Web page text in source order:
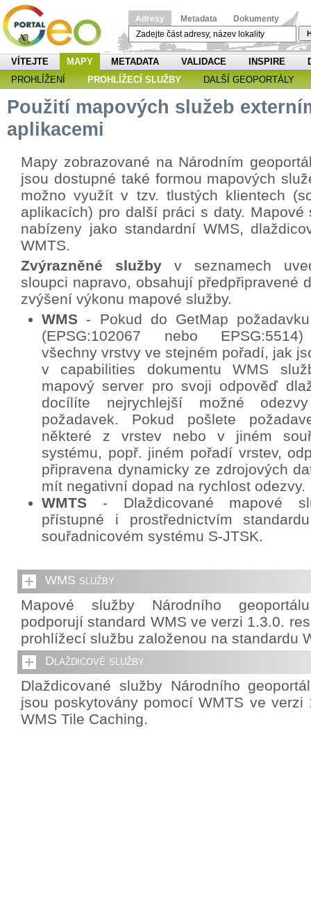
Adresy Metadata Dokumenty
VÍTEJTE MAPY METADATA VALIDACE INSPIRE
PROHLÍŽENÍ
PROHLÍŽECÍ SLUŽBY DALŠÍ GEOPORTÁLY
Použití mapových služeb
aplikacemi
Mapy zobrazované na Národním
jsou dostupné také formou mapových
možno využít v tzv. tlustých klientech
aplikacích) pro další práci s daty. Mapové
nabízeny jako standardní WMS,
WMTS.
Zvýrazněné služby v seznamech
sloupci napravo, obsahují předpřipravené
zvýšení výkonu mapové služby.
WMS - Pokud do GetMap
(EPSG:102067 nebo
všechny vrstvy ve stejném pořadí, jak
v capabilities dokumentu WMS
mapový server pro svoji odpověď
docílíte nejrychlejší možné
požadavek. Pokud pošlete
některé z vrstev nebo v jiném
systému, popř. jiném pořadí vrstev,
připravena dynamicky ze zdrojových
mít negativní dopad na rychlost odezvy.
WMTS - Dlaždicované mapové
přístupné i prostřednictvím
souřadnicovém systému S-JTSK.
WMS služby
Mapové služby Národního
podporují standard WMS ve verzi 1.3.0.
prohlížecí službu založenou na standardu
Dlaždicové služby
Dlaždicované služby Národního
jsou poskytovány pomocí WMTS ve verzi
WMS Tile Caching.